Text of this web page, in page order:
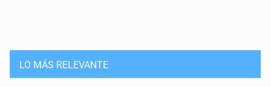
LO MÁS RELEVANTE